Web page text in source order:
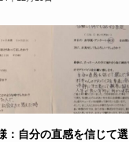
：自分の直感を信じて選